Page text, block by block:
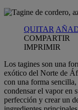
QUITAR
COMPARTIR
IMPRIMIR
Los tagines son una
exótico del Norte de
con una forma
condensar el vapor en
perfección y crear un